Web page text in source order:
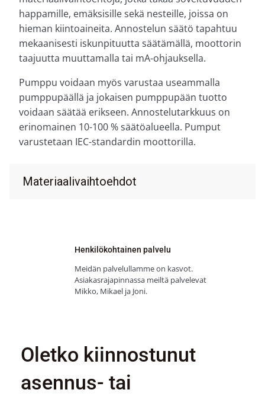
happamille, emäksisille sekä nesteille, joissa on
hieman kiintoaineita. Annostelun säätö tapahtuu
mekaanisesti iskunpituutta säätämällä, moottorin
taajuutta muuttamalla tai mA-ohjauksella.
Pumppu voidaan myös varustaa useammalla
pumppupäällä ja jokaisen pumppupään tuotto
voidaan säätää erikseen. Annostelutarkkuus on
erinomainen 10-100 % säätöalueella. Pumput
varustetaan IEC-standardin moottorilla.
Materiaalivaihtoehdot
Henkilökohtainen palvelu
Meidän palvelullamme on kasvot.
Asiakasrajapinnassa meiltä palvelevat
Mikko, Mikael ja Joni.
Oletko kiinnostunut
asennus- tai